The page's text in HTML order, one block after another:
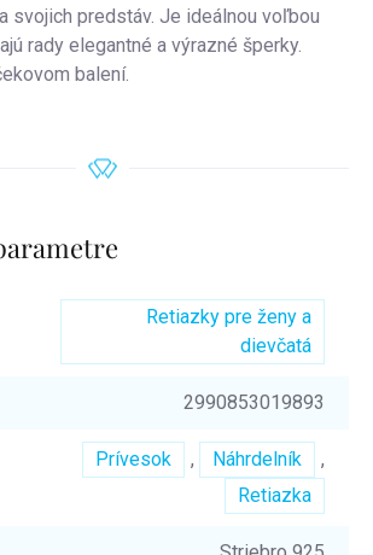
svojich predstáv. Je ideálnou voľbou
rady elegantné a výrazné šperky.
balení.
Retiazky pre ženy a
dievčatá
2990853019893
Prívesok , Náhrdelník
,
Retiazka